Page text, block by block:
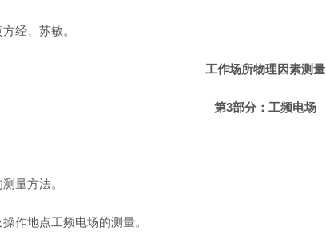
经、苏敏。
工作场所物理因素测量
第3部分：工频电场
量方法。
作地点工频电场的测量。